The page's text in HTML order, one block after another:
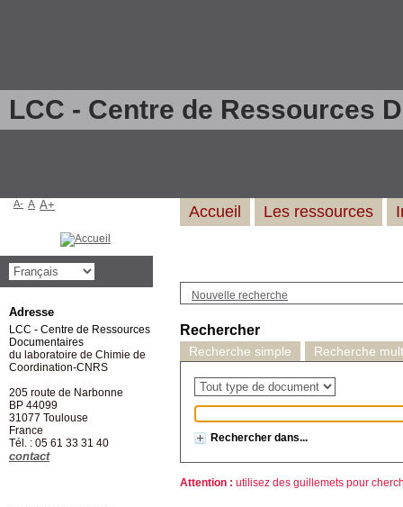
LCC - Centre de Ressources
Nouvelle recherche
Rechercher
Recherche simple Recherche
Rechercher dans...
Attention : utilisez des guillemets pour
Accueil Les ressources
A- A A+
Adresse
LCC - Centre de Ressources
Documentaires
du laboratoire de Chimie de
Coordination-CNRS
205 route de Narbonne
BP 44099
31077 Toulouse
France
Tél. : 05 61 33 31 40
contact